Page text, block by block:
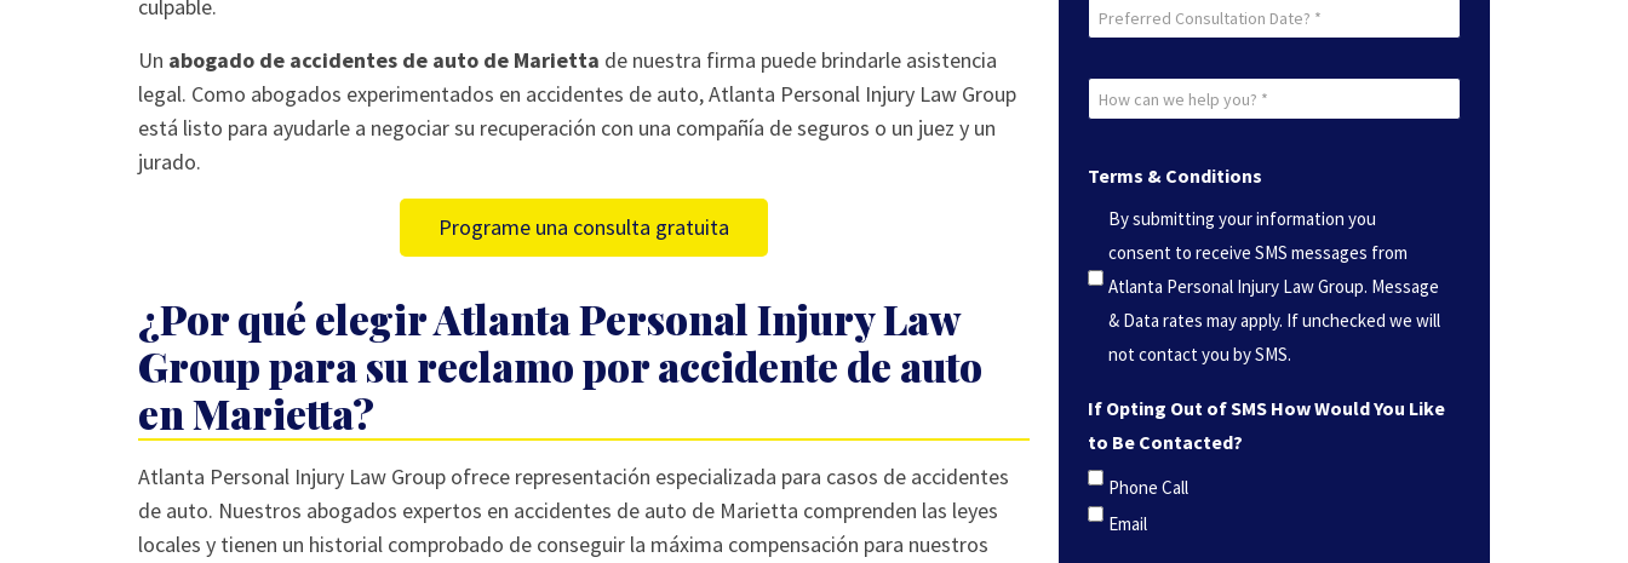
culpable.
Un abogado de accidentes de auto de Marietta de nuestra firma puede brindarle asistencia
legal. Como abogados experimentados en accidentes de auto, Atlanta Personal Injury Law Group
está listo para ayudarle a negociar su recuperación con una compañía de seguros o un juez y un
jurado.
Programe una consulta gratuita
¿Por qué elegir Atlanta Personal Injury Law
Group para su reclamo por accidente de auto
en Marietta?
Atlanta Personal Injury Law Group ofrece representación especializada para casos de accidentes
de auto. Nuestros abogados expertos en accidentes de auto de Marietta comprenden las leyes
locales y tienen un historial comprobado de conseguir la máxima compensación para nuestros
Preferred
Date?
*
How
you?
(Required)
Terms & Conditions
By submitting your information you
consent to receive SMS messages from
Atlanta Personal Injury Law Group. Message
& Data rates may apply. If unchecked we will
not contact you by SMS.
If Opting Out of SMS How Would You Like
to Be Contacted?
Phone Call
Email